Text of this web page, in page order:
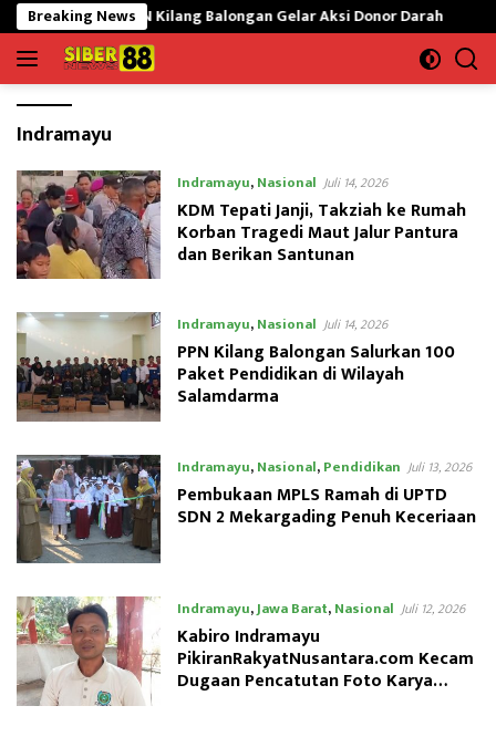
Langsung
ke
konten
Breaking News
PPN Kilang Balongan Gelar Aksi Donor Darah
Indramayu
Indramayu,Nasional Juli 14, 2026
KDM Tepati Janji, Takziah ke Rumah
Korban Tragedi Maut Jalur Pantura
dan Berikan Santunan
Indramayu,Nasional Juli 14, 2026
PPN Kilang Balongan Salurkan 100
Paket Pendidikan di Wilayah
Salamdarma
Indramayu,Nasional,Pendidikan Juli 13, 2026
Pembukaan MPLS Ramah di UPTD
SDN 2 Mekargading Penuh Keceriaan
Indramayu,Jawa Barat,Nasional Juli 12, 2026
Kabiro Indramayu
PikiranRakyatNusantara.com Kecam
Dugaan Pencatutan Foto Karya